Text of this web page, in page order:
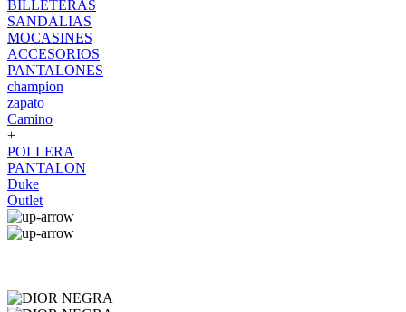
BILLETERAS
SANDALIAS
MOCASINES
ACCESORIOS
PANTALONES
champion
zapato
Camino
+
POLLERA
PANTALON
Duke
Outlet